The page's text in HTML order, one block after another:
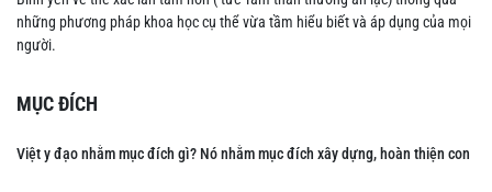
những phương pháp khoa học cụ thể vừa tầm hiểu biết và áp dụng của mọi
người.
MỤC ĐÍCH
Việt y đạo nhằm mục đích gì? Nó nhằm mục đích xây dựng, hoàn thiện con